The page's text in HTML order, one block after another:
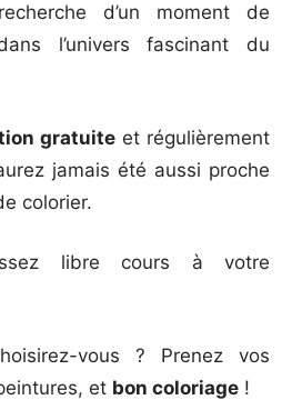
d’un moment de
l’univers fascinant du
gratuite et régulièrement
jamais été aussi proche
colorier.
libre cours à votre
vous ? Prenez vos
et bon coloriage !